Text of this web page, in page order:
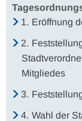
1. Eröffnung
2.
Mitgliedes
3.
4. Wahl der